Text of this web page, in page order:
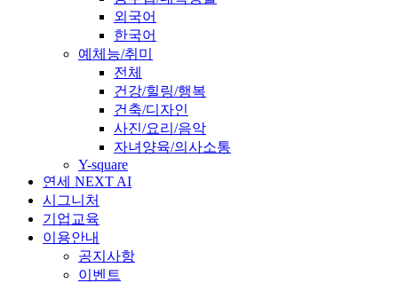
외국어
한국어
예체능/취미
전체
건강/힐링/행복
건축/디자인
사진/요리/음악
자녀양육/의사소통
Y-square
연세 NEXT AI
시그니처
기업교육
이용안내
공지사항
이벤트